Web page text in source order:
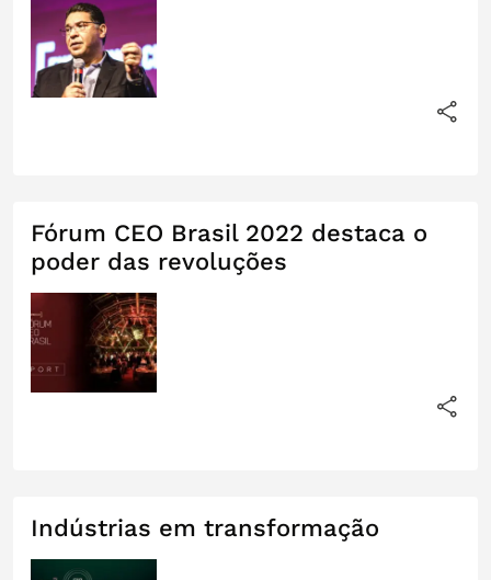
Fórum CEO Brasil 2022 destaca o
poder das revoluções
Indústrias em transformação